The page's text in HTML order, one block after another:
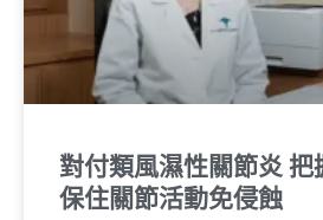
對付類風濕性關節炎 把
保住關節活動免侵蝕